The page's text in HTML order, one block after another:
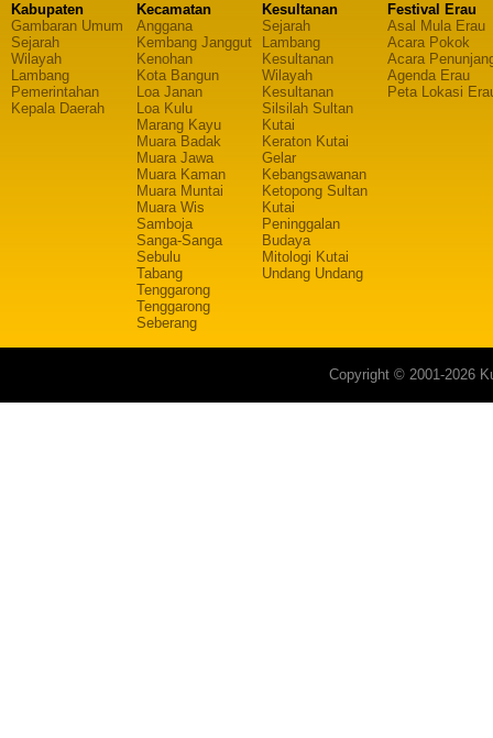
Kabupaten
Gambaran Umum
Sejarah
Wilayah
Lambang
Pemerintahan
Kepala Daerah
Kecamatan
Anggana
Kembang Janggut
Kenohan
Kota Bangun
Loa Janan
Loa Kulu
Marang Kayu
Muara Badak
Muara Jawa
Muara Kaman
Muara Muntai
Muara Wis
Samboja
Sanga-Sanga
Sebulu
Tabang
Tenggarong
Tenggarong
Seberang
Kesultanan
Sejarah
Lambang
Kesultanan
Wilayah
Kesultanan
Silsilah Sultan
Kutai
Keraton Kutai
Gelar
Kebangsawanan
Ketopong Sultan
Kutai
Peninggalan
Budaya
Mitologi Kutai
Undang Undang
Festival Erau
Asal Mula Erau
Acara Pokok
Acara
Agenda Erau
Peta Lokasi
Copyright © 2001-2026